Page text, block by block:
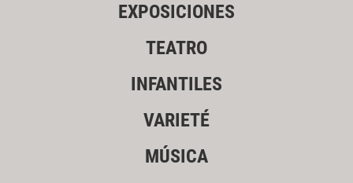
EXPOSICIONES
TEATRO
INFANTILES
VARIETÉ
MÚSICA